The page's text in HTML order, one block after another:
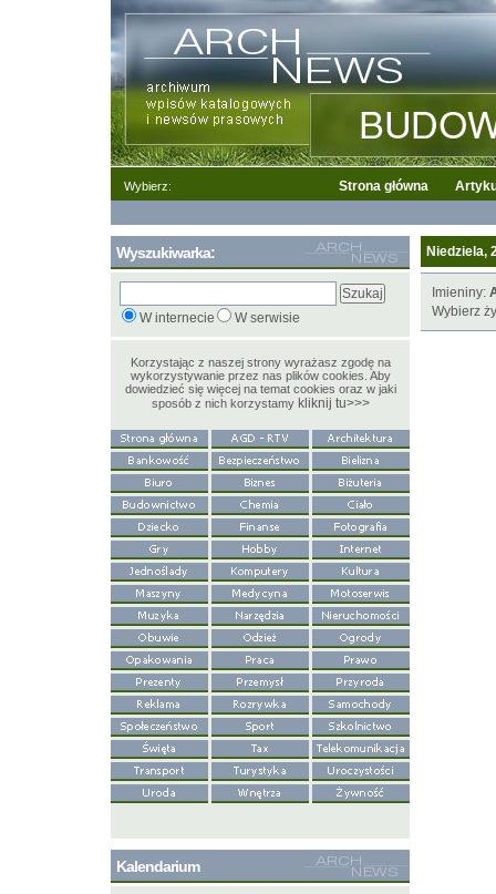
Wybierz: Strona główna
Niedziela,
Imieniny:
Wybierz
Wyszukiwarka:
W internecie W serwisie
Korzystając z naszej strony wyrażasz zgodę na
wykorzystywanie przez nas plików cookies. Aby
dowiedzieć się więcej na temat cookies oraz w jaki
sposób z nich korzystamy kliknij tu>>>
Kalendarium